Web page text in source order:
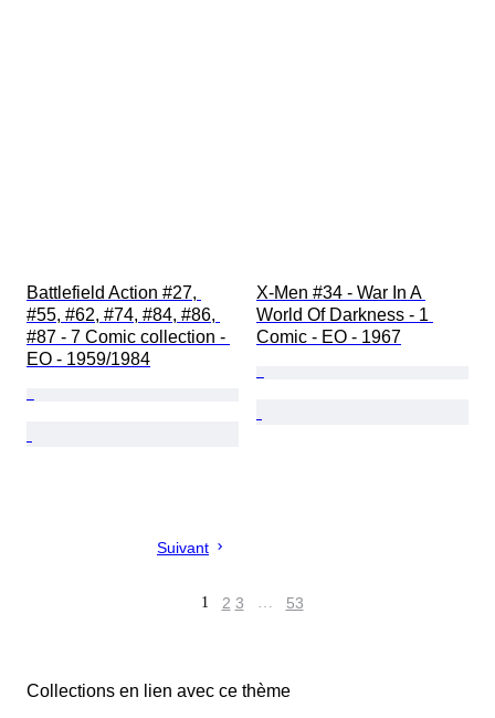
Battlefield Action #27,
#55, #62, #74, #84, #86,
#87 - 7 Comic collection -
EO - 1959/1984
X-Men #34 - War In A
World Of Darkness - 1
Comic - EO - 1967
Suivant
1 2 3 … 53
Collections en lien avec ce thème